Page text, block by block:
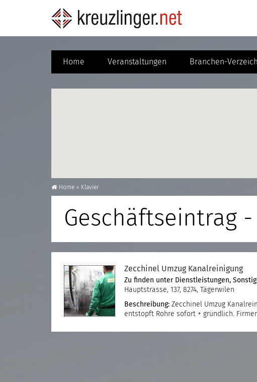
Home Veranstaltungen Branchen-
Home » Klavier
Geschäftseintrag
Zecchinel Umzug Kanalreinigung
Zu finden unter Dienstleistungen,
Hauptstrasse, 137, 8274, Tägerwilen
Beschreibung: Zecchinel Umzug
entstopft Rohre sofort + gründlich.